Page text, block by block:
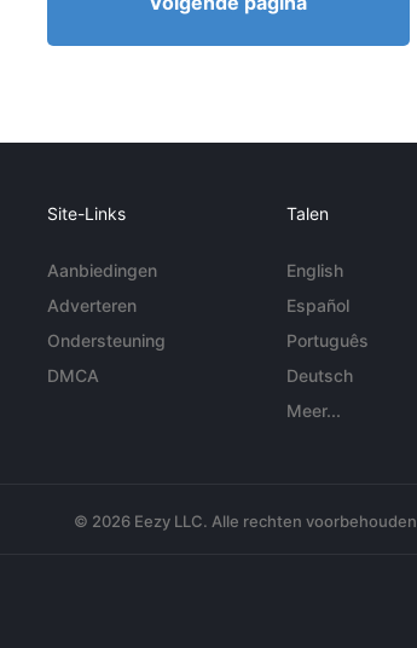
Site-Links
Aanbiedingen
Adverteren
Ondersteuning
DMCA
Talen
English
Español
Português
Deutsch
Meer...
© 2026 Eezy LLC. Alle rechten voorbehouden